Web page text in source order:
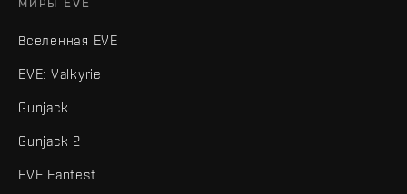
Вселенная EVE
EVE: Valkyrie
Gunjack
Gunjack 2
EVE Fanfest